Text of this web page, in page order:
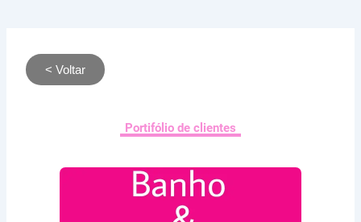
< Voltar
Portifólio de clientes